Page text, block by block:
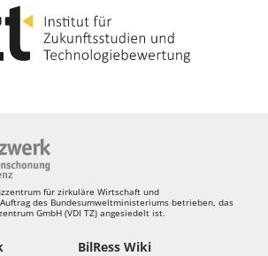
für zirkuläre Wirtschaft und
Auftrag des Bundesumweltministeriums betrieben, das
GmbH (VDI TZ) angesiedelt ist.
BilRess Wiki